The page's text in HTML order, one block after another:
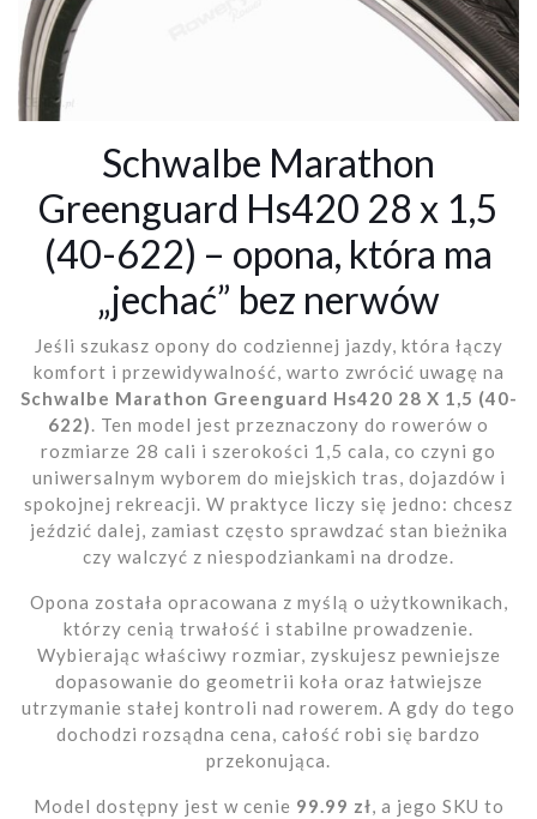
Schwalbe Marathon
Greenguard Hs420 28 x 1,5
(40-622) – opona, która ma
„jechać” bez nerwów
Jeśli szukasz opony do codziennej jazdy, która łączy
komfort i przewidywalność, warto zwrócić uwagę na
Schwalbe Marathon Greenguard Hs420 28 X 1,5 (40-
622). Ten model jest przeznaczony do rowerów o
rozmiarze 28 cali i szerokości 1,5 cala, co czyni go
uniwersalnym wyborem do miejskich tras, dojazdów i
spokojnej rekreacji. W praktyce liczy się jedno: chcesz
jeździć dalej, zamiast często sprawdzać stan bieżnika
czy walczyć z niespodziankami na drodze.
Opona została opracowana z myślą o użytkownikach,
którzy cenią trwałość i stabilne prowadzenie.
Wybierając właściwy rozmiar, zyskujesz pewniejsze
dopasowanie do geometrii koła oraz łatwiejsze
utrzymanie stałej kontroli nad rowerem. A gdy do tego
dochodzi rozsądna cena, całość robi się bardzo
przekonująca.
Model dostępny jest w cenie 99.99 zł, a jego SKU to